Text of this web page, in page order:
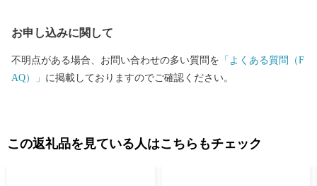
お申し込みに関して
不明点がある場合、お問い合わせの多い質問を 「よくある質問（F
AQ）」 に掲載しておりますのでご確認ください。
この返礼品を見ている人はこちらもチェック